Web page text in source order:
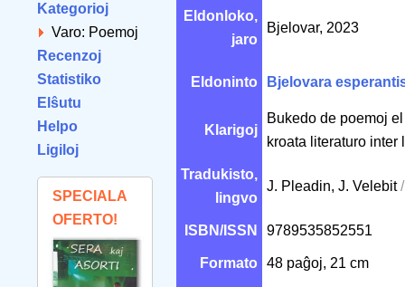
Kategorioj
Varo: Poemoj
Recenzoj
Statistiko
Elŝutu
Helpo
Ligiloj
SPECIALA
OFERTO!
Eldonloko,
jaro
Bjelovar, 2023
Eldoninto Bjelovara
Klarigoj
Bukedo de poemoj
kroata literaturo inter
Tradukisto,
lingvo
J. Pleadin, J. Velebit
ISBN/ISSN 9789535852551
Formato 48 paĝoj, 21 cm